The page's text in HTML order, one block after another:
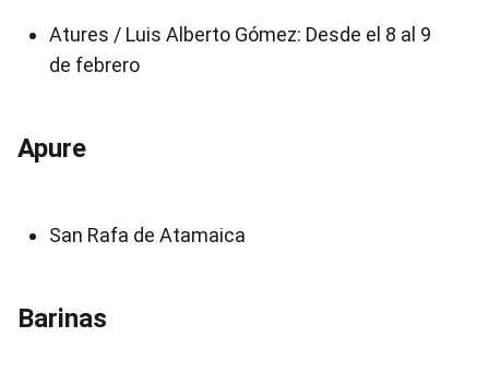
Atures / Luis Alberto Gómez: Desde el 8 al 9
de febrero
Apure
San Rafa de Atamaica
Barinas